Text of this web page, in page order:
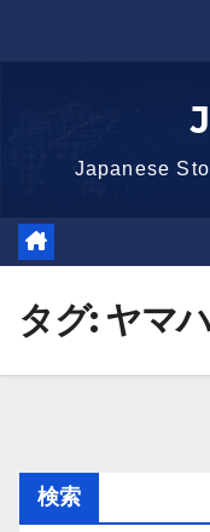
Japanese
タグ: ヤマ
検索